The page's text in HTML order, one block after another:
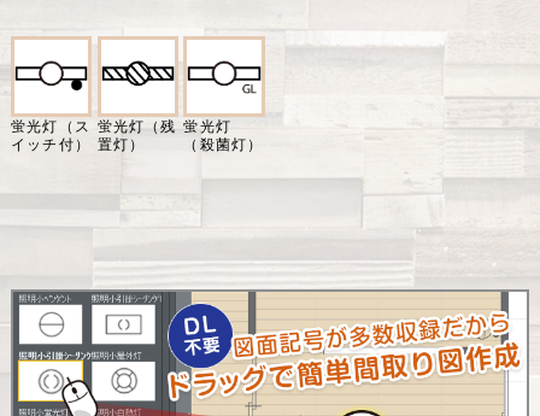
蛍光灯（ス
イッチ付）
蛍光灯（残
置灯）
蛍光灯
（殺菌灯）